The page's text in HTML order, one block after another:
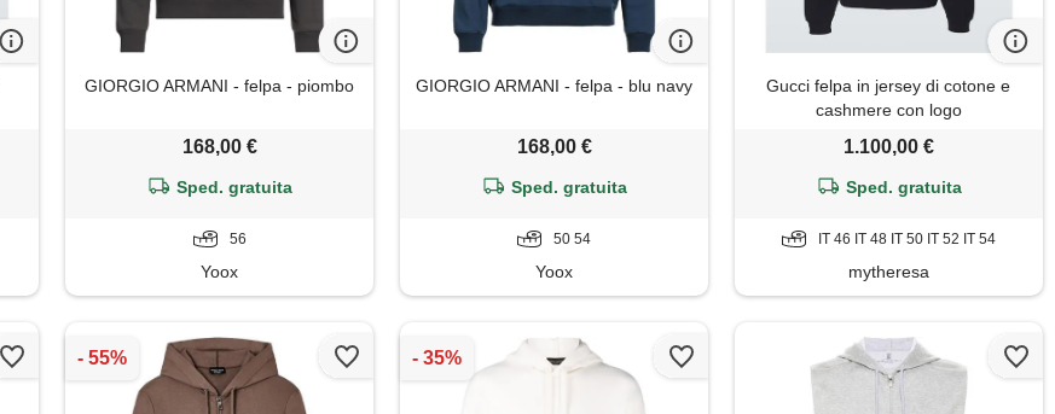
GIORGIO ARMANI - felpa - piombo
168,00 €
Sped. gratuita
56
Yoox
GIORGIO ARMANI - felpa - blu navy
168,00 €
Sped. gratuita
50 54
Yoox
Gucci felpa in jersey di cotone e
cashmere con logo
1.100,00 €
Sped. gratuita
IT 46 IT 48 IT 50 IT 52 IT 54
mytheresa